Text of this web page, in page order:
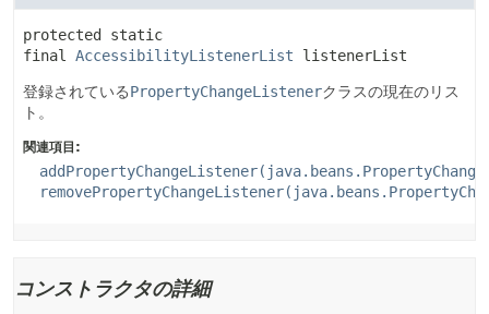
protected static
final
AccessibilityListenerList listenerList
登録されているPropertyChangeListenerクラスの現在のリス
ト。
関連項目:
コンストラクタの詳細